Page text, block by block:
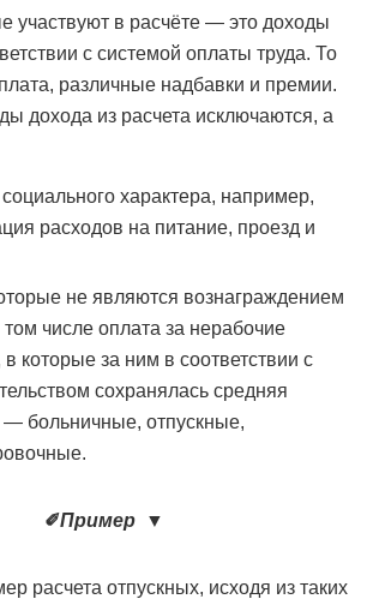
участвуют в расчёте — это доходы
с системой оплаты труда. То
различные надбавки и премии.
дохода из расчета исключаются, а
характера, например,
расходов на питание, проезд и
не являются вознаграждением
том числе оплата за нерабочие
которые за ним в соответствии с
сохранялась средняя
— больничные, отпускные,
✐Пример▼
расчета отпускных, исходя из таких